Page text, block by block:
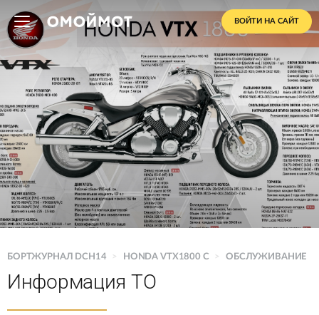
ВОЙТИ НА САЙТ
БОРТЖУРНАЛ DCH14 > HONDA VTX1800 C > ОБСЛУЖИВАНИЕ
Информация ТО